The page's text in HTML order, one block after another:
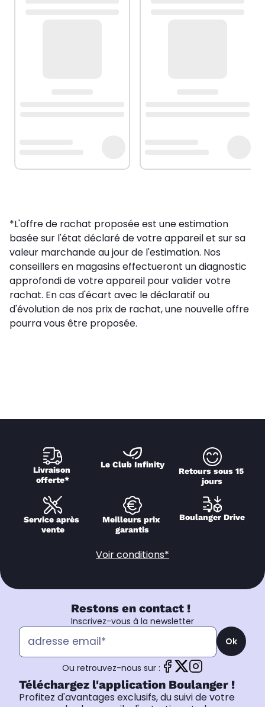
*L'offre de rachat proposée est une estimation
basée sur l'état déclaré de votre appareil et sur sa
valeur marchande au jour de l'estimation. Nos
conseillers en magasins effectueront un diagnostic
approfondi de votre appareil pour valider votre
rachat. En cas d'écart avec le déclaratif ou
d'évolution de nos prix de rachat, une nouvelle offre
pourra vous être proposée.
Livraison
offerte*
Le Club Infinity
Retours sous 15
jours
Service après
vente
Meilleurs prix
garantis
Boulanger Drive
Voir conditions*
Restons en contact !
Inscrivez-vous à la newsletter
Ok
Ou retrouvez-nous sur :
Téléchargez l'application Boulanger !
Profitez d'avantages exclusifs, du suivi de votre